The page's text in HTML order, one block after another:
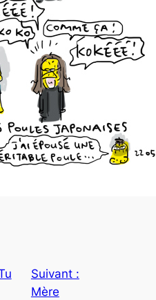
Suivant :
Mère